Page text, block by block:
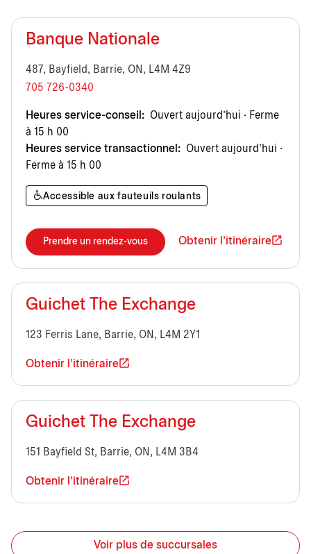
Banque Nationale
487, Bayfield, Barrie, ON, L4M 4Z9
705 726-0340
Heures service-conseil: Ouvert aujourd’hui · Ferme
à 15 h 00
Heures service transactionnel: Ouvert aujourd’hui ·
Ferme à 15 h 00
Accessible aux fauteuils roulants
Prendre un rendez-vous Obtenir l'itinéraire
Guichet The Exchange
123 Ferris Lane, Barrie, ON, L4M 2Y1
Obtenir l'itinéraire
Guichet The Exchange
151 Bayfield St, Barrie, ON, L4M 3B4
Obtenir l'itinéraire
Voir plus de succursales